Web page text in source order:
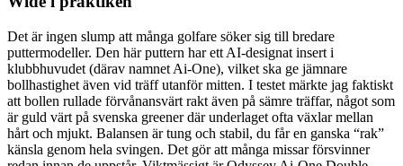
Det är ingen slump att många golfare söker sig till bredare
puttermodeller. Den här puttern har ett AI-designat insert i
klubbhuvudet (därav namnet Ai-One), vilket ska ge jämnare
bollhastighet även vid träff utanför mitten. I testet märkte jag faktiskt
att bollen rullade förvånansvärt rakt även på sämre träffar, något som
är guld värt på svenska greener där underlaget ofta växlar mellan
hårt och mjukt. Balansen är tung och stabil, du får en ganska “rak”
känsla genom hela svingen. Det gör att många missar försvinner